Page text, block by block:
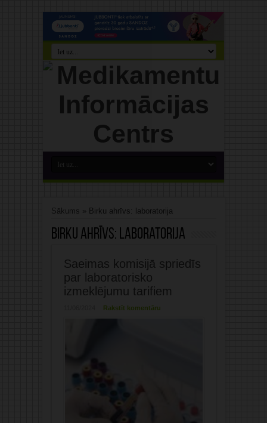
Sākums » Birku ahrīvs: laboratorija
Birku ahrīvs: laboratorija
Saeimas komisijā spriedīs
par laboratorisko
izmeklējumu tarifiem
Rakstīt komentāru